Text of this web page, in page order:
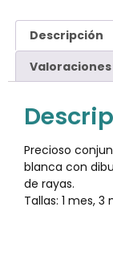
Descripción
Precioso
blanca con
de rayas.
Tallas: 1 mes,